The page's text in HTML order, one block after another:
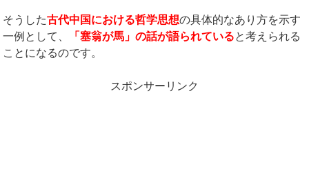
そうした古代中国における哲学思想の具体的なあり方を示す
一例として、
「塞翁が馬」の話が語られていると考えられる
ことになるのです。
スポンサーリンク